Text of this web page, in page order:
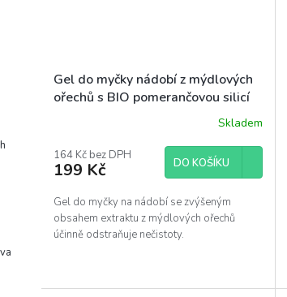
Gel do myčky nádobí z mýdlových
ořechů s BIO pomerančovou silicí
produktu
je
z
5
hvězdiček.
Skladem
164 Kč bez DPH
199 Kč DO KOŠÍKU
Gel do myčky na nádobí se zvýšeným
obsahem extraktu z mýdlových ořechů
účinně odstraňuje nečistoty.